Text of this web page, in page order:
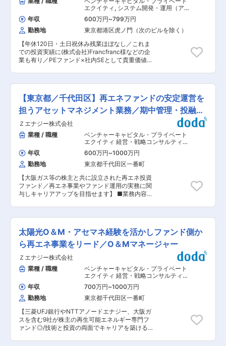
り、安定して長期就業ができます。 ・顧客はニッ
チトップ企業などが多く、主に「投資事業」と
「育成事業」の2事業を手掛けます。 ・出資だけ
ではなく経営支援・事業承継から人材育成支援ま
で、中小企業が抱えるあらゆる課題解決に対し経
営者と伴走することができます。長期的な観点で
の出資であり、短期的な利益を追求せず【出資先
企業のためになるか】の観点で中小企業の育成に
と同じ方向を向き、会社を良くするにはどうすれ
ばよいかじっくりと議論できます。自分の提案が
題を解決した時に大きな達成感を得られます。
のIT部門において、生成AI（Azure AI / Copilot）
を活用した業務変革（DX）推進および社内シス
テム開発を担っていただきます。 業務部門と密に
連携し、要件定義から開発・運用まで一気通貫で
関わるポジションです。 ■業務内容： (1) AI活
用・機能開発、および業務DX推進 ・ 社内業務
の高度化・効率化に向けた業務課題の整理や、業
務プロセスの可視化、要件定義 ・ 生成AI活用
ユースケースの検討・開発・導入 ・ 業務DXに
ンド投資・ファンド管理業務に関わる社内システ
ムの開発・改修 ・ 担当部門と連携した要件定
義・改善提案 (3) SaaSシステム活用による業務支
援 ・ 業務要件の整理およびSaaSシステムの選
定・導入・運用 ■当機構について： 2018年9月、
産業競争力強化法に基づき発足した投資会社で
す。Society5.0に向けた新規事業の創造の推進、
ユニコーンベンチャーの創出、地方に眠る将来性
ある技術の活用、産業や組織の枠を超えた事業再
編の促進、を重点投資分野としています。傘下の
ファンドや民間ファンドへのLP投資を通じてリス
クマネーを供給することで、我が国におけるオー
プンイノベーションを推進し、我が国産業の競争
を目指しています。 変更の範囲：会社の定める業
務
エクイティ , システム開発・運用（アプ
リ担当） IT戦略・システム企画担当
年収 600万円~799万円
勤務地
東京都港区虎ノ門（次のビルを除く）
【年休120日・土日祝休み残業ほぼなし／これま
での投資実績に(株式会社)Francfranc様などの企
業も有り／PEファンド×社内SEとして貴重価値を
業を元気にすることをミッションとする当社に
て、社内SEを募集いたします、 現在IT担当につ
いては１名おり、事業規模拡大に伴う増員です。
チームの出力最大化及び事業基盤の強化のために
ITの面から事業をサポートする役割となります。
■仕事内容 下記、幅広くお任せいたしますが、ご
入社後はヘルプデスク・キッティングなどの対応
から、徐々にSE業務をお任せいたします。 【メ
イン業務】 ・ネットワークやセキュリティ、無線
LANの設定と管理 ・複合機を含むIT機器の運用保
守 ・PCやモバイルデバイスなどのIT機器の導
入・運用調達・セットアップ／IT備品管理 ・業務
用アプリケーションの開発・管理・メンテナンス
主にサイボウズ・キントーンのアプリ開発・カス
タマイズがメインとなります。 ・社内ホームペー
ジの運用管理（ドメイン、SSL管理、コンテンツ
援業務 投資先企業：食品会社からSaaS系企業ま
で15社程度 ・セキュリティ対応 （研修やインシ
デント対応） ・ 社内トラブル対応 ・イベント・
オフィス管理 株主総会のWEB配信でのWifi設定な
どのIT面サポートがメインとなります。 ■ポジシ
ョンの魅力 ・PEファンドを扱う企業にて、情報
システムとしてご活躍している人材は日本に一握
りしかおらず、貴重価値を高めてキャリアアップ
したい方には必見です。 ・当社のIT部立ち上げの
メンバーとしてご活躍いただけます。 ■働く環境
について ・一人２枚外部ディスプレイを支給して
おります。 ・32Gと高スペックな支給もPCして
います。 ・キレイなオフィスのため、働きやすい
潜在成長力のある中堅企業に特化したバイアウト
【東京都／千代田区】再エネファンドの安定運営を
担うアセットマネジメント業務／期中管理・投融資
管理業務
Ｚエナジー株式会社
業種 / 職種
ベンチャーキャピタル・プライベート
エクイティ 経営・戦略コンサルティン
グ, ファンドマネジャー クオンツ（運
用）
年収 600万円~1000万円
勤務地
東京都千代田区一番町
【大阪ガス等の株主と共に設立された再エネ投資
ファンド／再エネ事業やファンド運用の実務に関
与しキャリアアップを目指せます】 ■業務内容：
ギー投資の拡大に伴い、投資実行後フェーズにお
ける アセットマネジメントおよびファンド運営機
能の中核を担う人材を募集しています。将来的
に、投資判断補佐・ファンド運営全体への関与な
どステップアップ可能なポジションです。 ■業務
詳細： 太陽光発電所を中心とした再エネ投資案件
について、投資実行後の期中管理・モニタリン
グ・関係者調整を主軸に、プロジェクトおよびフ
ァンドの安定運営・価値最大化を担っていただき
ます。 レンダー・O&M・外部AM・会計事務所を
束ね、投資家目線で判断・整理を行う役割してい
ただきます。 ・投資実行後のアセットマネジメン
ト（太陽光発電所を中心とした再エネ案件の期中
管理） ・発電量等モニタリング、予実管理 ・
AM・会計事務所等との報告業務における調整 ・
ファンド（SPC含む）の会計処理、決算対応、キ
太陽光O＆M・アセマネ経験を活かしファンド側か
ら再エネ事業をリード／O＆Mマネージャー
Ｚエナジー株式会社
業種 / 職種
ベンチャーキャピタル・プライベート
エクイティ 経営・戦略コンサルティン
グ, プロジェクトマネジメント（国内）
設計（電気・計装）
年収 700万円~1000万円
勤務地
東京都千代田区一番町
【三菱UFJ銀行やNTTアノードエナジー、大阪ガ
スを含む9社が株主の再生可能エネルギー専門フ
ァンド◎/技術と投資の両面でキャリアを築けるソ